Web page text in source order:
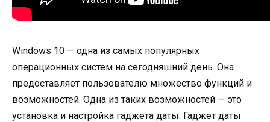
Windows 10 — одна из самых популярных
операционных систем на сегодняшний день. Она
предоставляет пользователю множество функций и
возможностей. Одна из таких возможностей — это
установка и настройка гаджета даты. Гаджет даты